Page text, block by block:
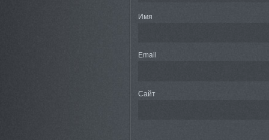
Имя
Email
Сайт